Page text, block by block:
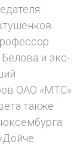
и экс-
ОАО «МТС»
также